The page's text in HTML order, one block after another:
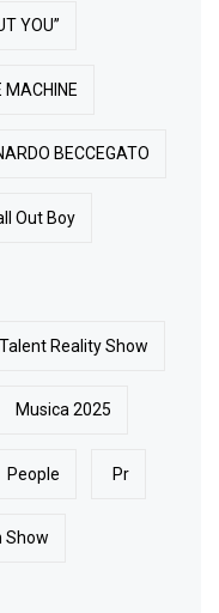
YOU”
MACHINE
BECCEGATO
Out Boy
Reality Show
Musica 2025
People Pr
Show